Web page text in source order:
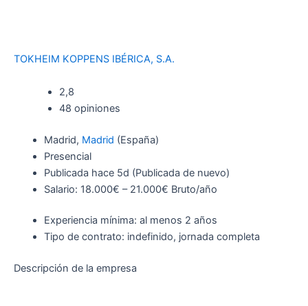
TOKHEIM KOPPENS IBÉRICA, S.A.
2,8
48 opiniones
Madrid, Madrid (España)
Presencial
Publicada hace 5d (Publicada de nuevo)
Salario: 18.000€ – 21.000€ Bruto/año
Experiencia mínima: al menos 2 años
Tipo de contrato: indefinido, jornada completa
Descripción de la empresa